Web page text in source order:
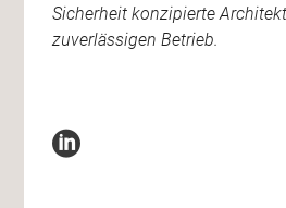
Sicherheit konzipierte
zuverlässigen Betrieb.